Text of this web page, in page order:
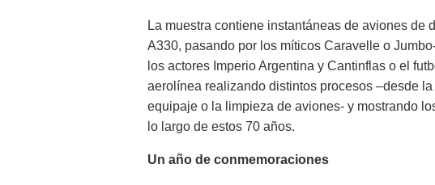
La muestra contiene instantáneas de aviones
A330, pasando por los míticos Caravelle o
los actores Imperio Argentina y Cantinflas o el
aerolínea realizando distintos procesos –desde
equipaje o la limpieza de aviones- y mostrando
lo largo de estos 70 años.
Un año de conmemoraciones